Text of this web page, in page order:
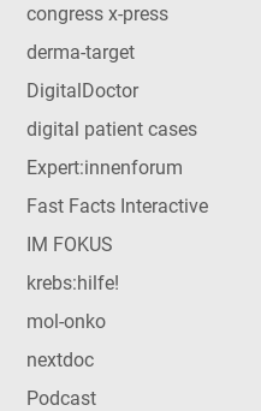
congress x-press
derma-target
DigitalDoctor
digital patient cases
Expert:innenforum
Fast Facts Interactive
IM FOKUS
krebs:hilfe!
mol-onko
nextdoc
Podcast